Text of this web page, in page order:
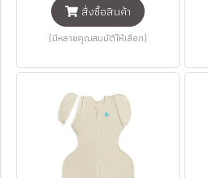
สั่งซื้อสินค้า
(มีหลายคุณสมบัติให้เลือก)